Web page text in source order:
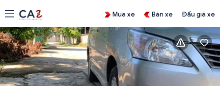
Mua xe Bán xe Đấu giá xe